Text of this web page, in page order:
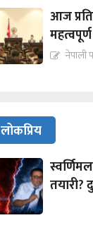
आज
नेपाली
लोकप्रिय
तयारी?